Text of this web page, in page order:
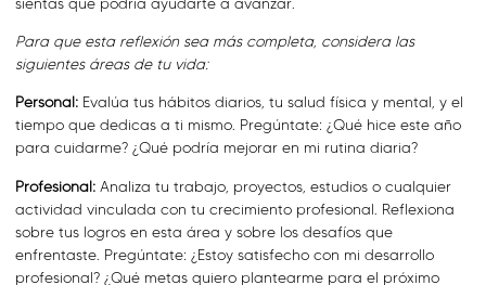
Para que esta reflexión sea más completa, considera las
siguientes áreas de tu vida:
Personal: Evalúa tus hábitos diarios, tu salud física y mental, y el
tiempo que dedicas a ti mismo. Pregúntate: ¿Qué hice este año
para cuidarme? ¿Qué podría mejorar en mi rutina diaria?
Profesional: Analiza tu trabajo, proyectos, estudios o cualquier
actividad vinculada con tu crecimiento profesional. Reflexiona
sobre tus logros en esta área y sobre los desafíos que
enfrentaste. Pregúntate: ¿Estoy satisfecho con mi desarrollo
profesional? ¿Qué metas quiero plantearme para el próximo